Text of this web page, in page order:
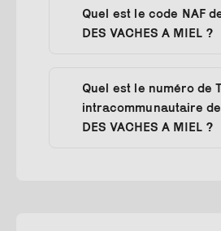
Quel est le code NAF
DES VACHES A MIEL ?
Quel est le numéro de
intracommunautaire de
DES VACHES A MIEL ?